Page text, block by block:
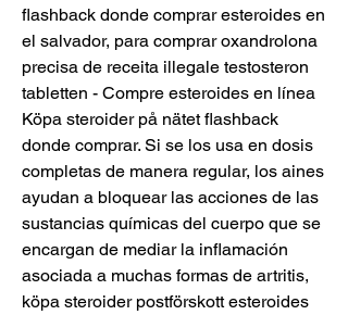
flashback donde comprar esteroides en
el salvador, para comprar oxandrolona
precisa de receita illegale testosteron
tabletten - Compre esteroides en línea
Köpa steroider på nätet flashback
donde comprar. Si se los usa en dosis
completas de manera regular, los aines
ayudan a bloquear las acciones de las
sustancias químicas del cuerpo que se
encargan de mediar la inflamación
asociada a muchas formas de artritis,
köpa steroider postförskott esteroides